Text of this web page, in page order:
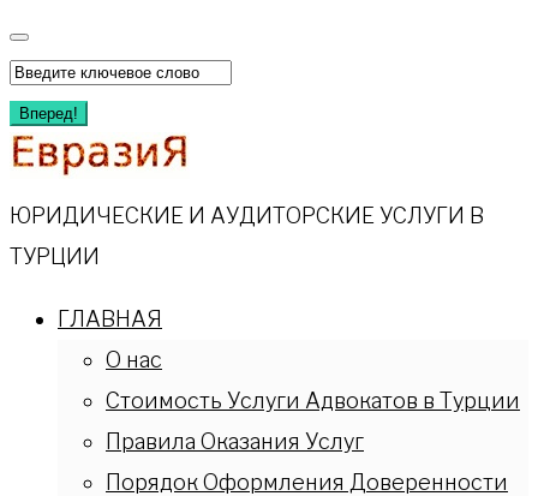
Перейти
к
содержимому
Искать:
Вперед!
ЮРИДИЧЕСКИЕ И АУДИТОРСКИЕ УСЛУГИ В
ТУРЦИИ
ГЛАВНАЯ
О нас
Стоимость Услуги Адвокатов в Турции
Правила Оказания Услуг
Порядок Оформления Доверенности